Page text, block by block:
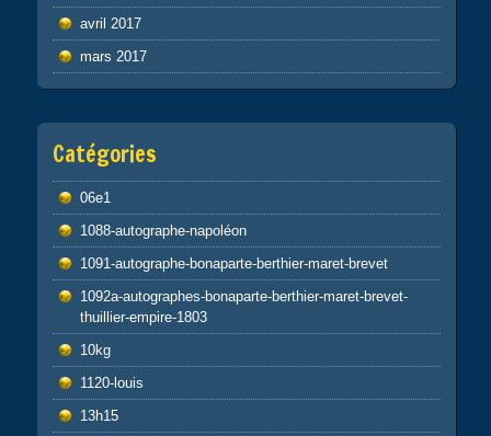
avril 2017
mars 2017
Catégories
06e1
1088-autographe-napoléon
1091-autographe-bonaparte-berthier-maret-brevet
1092a-autographes-bonaparte-berthier-maret-brevet-
thuillier-empire-1803
10kg
1120-louis
13h15